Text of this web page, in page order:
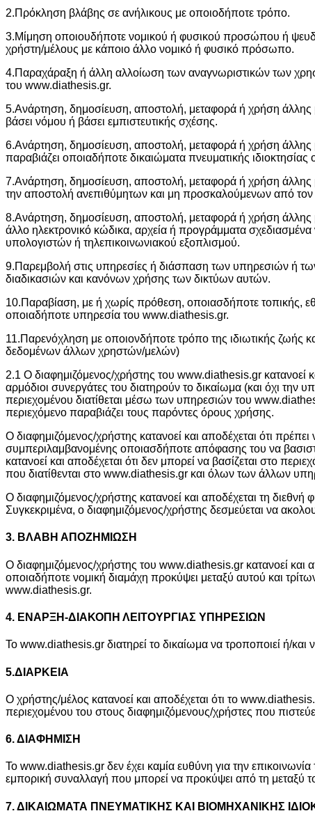
2.Πρόκληση βλάβης σε ανήλικους με οποιοδήποτε τρόπο.
3.Μίμηση οποιουδήποτε νομικού ή φυσικού προσώπου ή
χρήστη/μέλους με κάποιο άλλο νομικό ή φυσικό πρόσωπο.
4.Παραχάραξη ή άλλη αλλοίωση των αναγνωριστικών των
του www.diathesis.gr.
5.Ανάρτηση, δημοσίευση, αποστολή, μεταφορά ή χρήση άλλης
βάσει νόμου ή βάσει εμπιστευτικής σχέσης.
6.Ανάρτηση, δημοσίευση, αποστολή, μεταφορά ή χρήση άλλης
παραβιάζει οποιαδήποτε δικαιώματα πνευματικής
7.Ανάρτηση, δημοσίευση, αποστολή, μεταφορά ή χρήση άλλης
την αποστολή ανεπιθύμητων και μη προσκαλούμενων από
8.Ανάρτηση, δημοσίευση, αποστολή, μεταφορά ή χρήση άλλης
άλλο ηλεκτρονικό κώδικα, αρχεία ή προγράμματα
υπολογιστών ή τηλεπικοινωνιακού εξοπλισμού.
9.Παρεμβολή στις υπηρεσίες ή διάσπαση των υπηρεσιών ή
διαδικασιών και κανόνων χρήσης των δικτύων αυτών.
10.Παραβίαση, με ή χωρίς πρόθεση, οποιασδήποτε τοπικής,
οποιαδήποτε υπηρεσία του www.diathesis.gr.
11.Παρενόχληση με οποιονδήποτε τρόπο της ιδιωτικής
δεδομένων άλλων χρηστών/μελών)
2.1 Ο διαφημιζόμενος/χρήστης του www.diathesis.gr κατανοεί
αρμόδιοι συνεργάτες του διατηρούν το δικαίωμα (και όχι
περιεχομένου διατίθεται μέσω των υπηρεσιών του
περιεχόμενο παραβιάζει τους παρόντες όρους χρήσης.
Ο διαφημιζόμενος/χρήστης κατανοεί και αποδέχεται ότι
συμπεριλαμβανομένης οποιασδήποτε απόφασης του να
κατανοεί και αποδέχεται ότι δεν μπορεί να βασίζεται στο
που διατίθενται στο www.diathesis.gr και όλων των άλλων
Ο διαφημιζόμενος/χρήστης κατανοεί και αποδέχεται τη
Συγκεκριμένα, ο διαφημιζόμενος/χρήστης δεσμεύεται να
3. ΒΛΑΒΗ ΑΠΟΖΗΜΙΩΣΗ
Ο διαφημιζόμενος/χρήστης του www.diathesis.gr κατανοεί και
οποιαδήποτε νομική διαμάχη προκύψει μεταξύ αυτού και
www.diathesis.gr.
4. ΕΝΑΡΞΗ-ΔΙΑΚΟΠΗ ΛΕΙΤΟΥΡΓΙΑΣ ΥΠΗΡΕΣΙΩΝ
Το www.diathesis.gr διατηρεί το δικαίωμα να τροποποιεί ή/
5.ΔΙΑΡΚΕΙΑ
Ο χρήστης/μέλος κατανοεί και αποδέχεται ότι το
περιεχομένου του στους διαφημιζόμενους/χρήστες που
6. ΔΙΑΦΗΜΙΣΗ
Το www.diathesis.gr δεν έχει καμία ευθύνη για την
εμπορική συναλλαγή που μπορεί να προκύψει από τη μεταξύ
7. ΔΙΚΑΙΩΜΑΤΑ ΠΝΕΥΜΑΤΙΚΗΣ ΚΑΙ ΒΙΟΜΗΧΑΝΙΚΗΣ